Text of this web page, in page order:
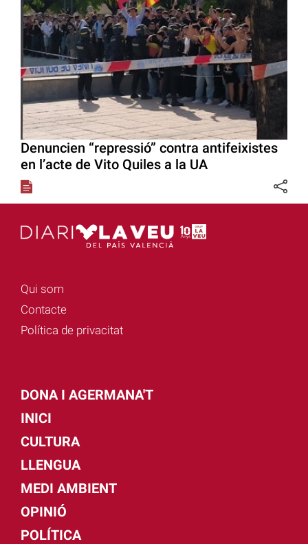
Denuncien “repressió” contra antifeixistes
en l’acte de Vito Quiles a la UA
Qui som
Contacte
Política de privacitat
DONA I AGERMANA'T
INICI
CULTURA
LLENGUA
MEDI AMBIENT
OPINIÓ
POLÍTICA